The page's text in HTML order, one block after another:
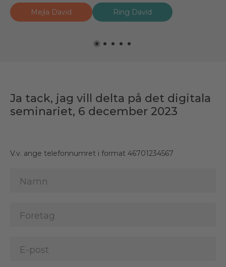
Mejla David Ring David
Mejla Johan Ring Johan
Mejla Camilla Ring Camilla
Mejla Andreas Ring Andreas
Mejla Michél Ring Michél
Ja tack, jag vill delta på det digitala
seminariet, 6 december 2023
V.v. ange telefonnumret i format 46701234567